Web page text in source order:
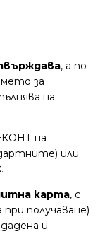
, а по
за
на
на
или
.
карта, с
получаване)
и